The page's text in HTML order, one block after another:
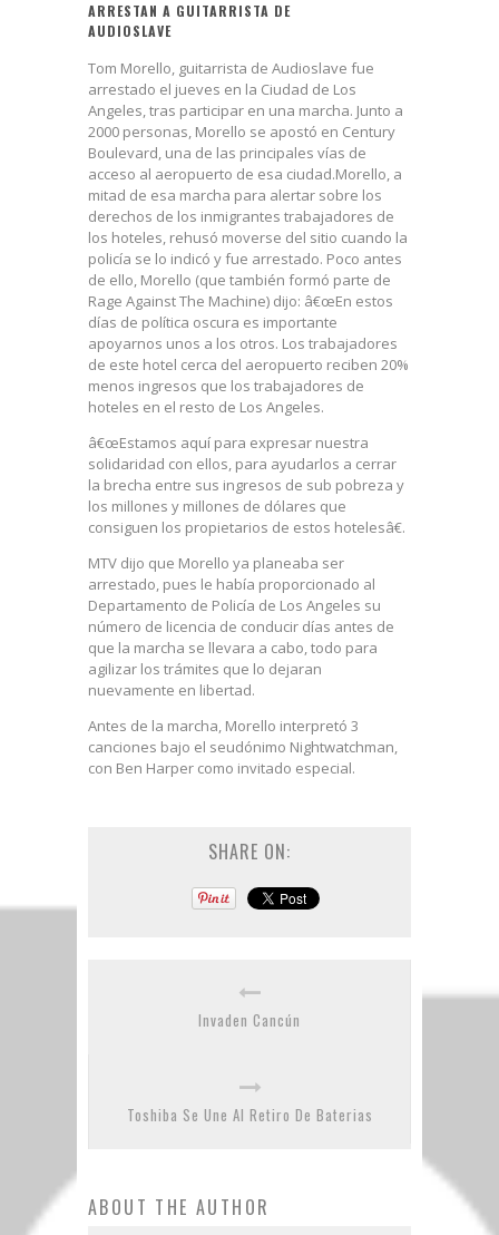
ARRESTAN A GUITARRISTA DE
AUDIOSLAVE
Tom Morello, guitarrista de Audioslave fue
arrestado el jueves en la Ciudad de Los
Angeles, tras participar en una marcha. Junto a
2000 personas, Morello se apostó en Century
Boulevard, una de las principales vías de
acceso al aeropuerto de esa ciudad.Morello, a
mitad de esa marcha para alertar sobre los
derechos de los inmigrantes trabajadores de
los hoteles, rehusó moverse del sitio cuando la
policía se lo indicó y fue arrestado. Poco antes
de ello, Morello (que también formó parte de
Rage Against The Machine) dijo: â€œEn estos
días de política oscura es importante
apoyarnos unos a los otros. Los trabajadores
de este hotel cerca del aeropuerto reciben 20%
menos ingresos que los trabajadores de
hoteles en el resto de Los Angeles.
â€œEstamos aquí para expresar nuestra
solidaridad con ellos, para ayudarlos a cerrar
la brecha entre sus ingresos de sub pobreza y
los millones y millones de dólares que
consiguen los propietarios de estos hotelesâ€.
MTV dijo que Morello ya planeaba ser
arrestado, pues le había proporcionado al
Departamento de Policía de Los Angeles su
número de licencia de conducir días antes de
que la marcha se llevara a cabo, todo para
agilizar los trámites que lo dejaran
nuevamente en libertad.
Antes de la marcha, Morello interpretó 3
canciones bajo el seudónimo Nightwatchman,
con Ben Harper como invitado especial.
SHARE ON:
Invaden Cancún
Toshiba Se Une Al Retiro De Baterias
ABOUT THE AUTHOR